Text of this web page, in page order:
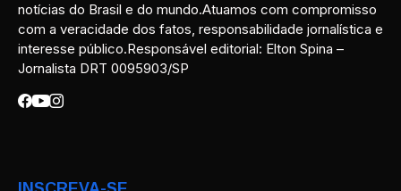
notícias do Brasil e do mundo.Atuamos com compromisso
com a veracidade dos fatos, responsabilidade jornalística e
interesse público.Responsável editorial: Elton Spina –
Jornalista DRT 0095903/SP